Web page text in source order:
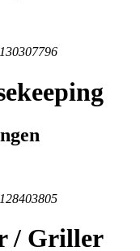
/ Griller